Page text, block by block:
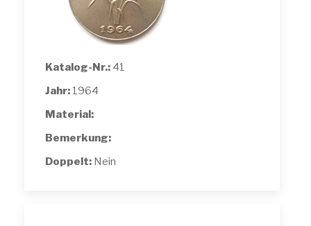
Katalog-Nr.: 41
Jahr: 1964
Material:
Bemerkung:
Doppelt: Nein